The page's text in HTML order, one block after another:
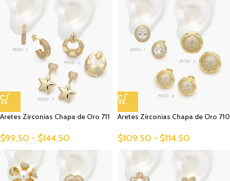
Aretes Zirconias Chapa de Oro 711
$99.50 - $144.50
Aretes Zirconias Chapa de Oro 710
$109.50 - $114.50